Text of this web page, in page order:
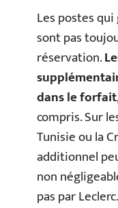
Les postes
sont pas
réservation.
dans le forfait
compris. Sur
Tunisie ou la
additionnel
non
pas par Leclerc.